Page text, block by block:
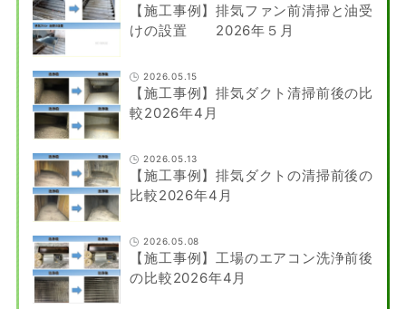
【施工事例】排気ファン前清掃と油受
けの設置 2026年５月
2026.05.15
【施工事例】排気ダクト清掃前後の比
較2026年4月
2026.05.13
【施工事例】排気ダクトの清掃前後の
比較2026年4月
2026.05.08
【施工事例】工場のエアコン洗浄前後
の比較2026年4月